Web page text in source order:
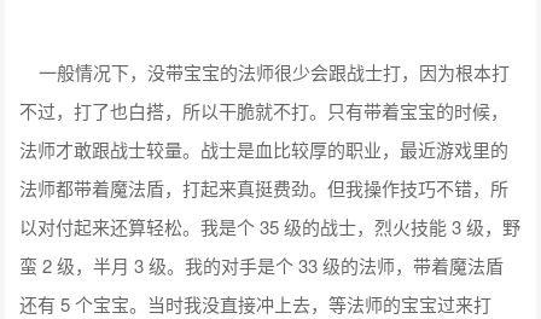
一般情况下，没带宝宝的法师很少会跟战士打，因为根本打
不过，打了也白搭，所以干脆就不打。只有带着宝宝的时候，
法师才敢跟战士较量。战士是血比较厚的职业，最近游戏里的
法师都带着魔法盾，打起来真挺费劲。但我操作技巧不错，所
以对付起来还算轻松。我是个 35 级的战士，烈火技能 3 级，野
蛮 2 级，半月 3 级。我的对手是个 33 级的法师，带着魔法盾
还有 5 个宝宝。当时我没直接冲上去，等法师的宝宝过来打